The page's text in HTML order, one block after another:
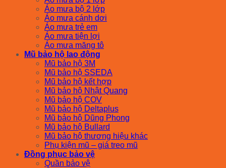
Áo mưa bộ 2 lớp
Áo mưa cánh dơi
Áo mưa trẻ em
Áo mưa tiện lợi
Áo mưa măng tô
Mũ bảo hộ lao động
Mũ bảo hộ 3M
Mũ bảo hộ SSEDA
Mũ bảo hộ kết hợp
Mũ bảo hộ Nhật Quang
Mũ bảo hộ COV
Mũ bảo hộ Deltaplus
Mũ bảo hộ Dũng Phong
Mũ bảo hộ Bullard
Mũ bảo hộ thương hiệu khác
Phụ kiện mũ – giá treo mũ
Đồng phục bảo vệ
Quần bảo vệ